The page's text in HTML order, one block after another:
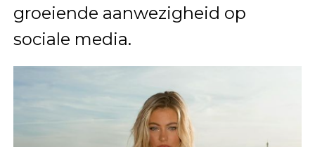
groeiende aanwezigheid op
sociale media.